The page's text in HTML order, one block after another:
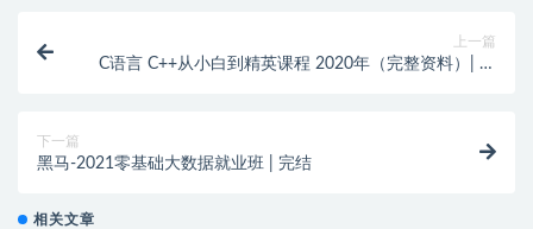
上一篇
C语言 C++从小白到精英课程 2020年（完整资料）| 完
下一篇
黑马-2021零基础大数据就业班 | 完结
相关文章